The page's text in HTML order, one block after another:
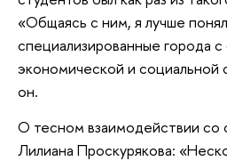
«Общаясь с ним, я лучше
специализированные города
экономической и социальной
он.
О тесном взаимодействии со
Лилиана Проскурякова: